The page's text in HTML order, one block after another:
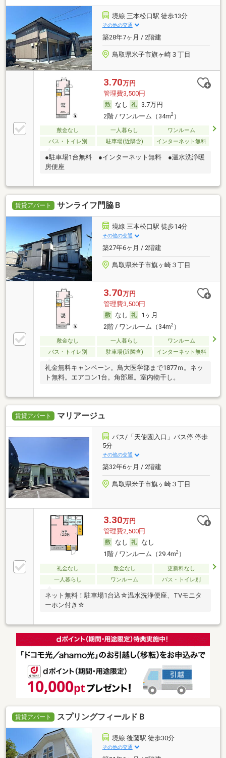
境線 三本松口駅 徒歩13分
その他の交通
築28年7ヶ月 / 2階建
鳥取県米子市旗ヶ崎３丁目
3.70万円
管理費3,500円
なし
3.7万円
2階 / ワンルーム（34m2）
敷金なし 一人暮らし
ワンルーム
バス・トイレ別
駐車場(近隣含) インターネット無料
●駐車場1台無料 ●インターネット無料 ●温水洗浄暖
房便座
賃貸アパート サンライフ門脇Ｂ
境線 三本松口駅 徒歩14分
その他の交通
築27年6ヶ月 / 2階建
鳥取県米子市旗ヶ崎３丁目
3.70万円
管理費3,500円
なし
1ヶ月
2階 / ワンルーム（34m2）
敷金なし 一人暮らし
ワンルーム
バス・トイレ別
駐車場(近隣含) インターネット無料
礼金無料キャンペーン。鳥大医学部まで1877ｍ。ネッ
ト無料。エアコン1台。角部屋。室内物干し。
賃貸アパート マリアージュ
バス/「天使園入口」バス停 停歩
5分
その他の交通
築32年6ヶ月 / 2階建
鳥取県米子市旗ヶ崎３丁目
3.30万円
管理費2,500円
なし
なし
1階 / ワンルーム（29.4m2）
礼金なし 敷金なし
更新料なし
一人暮らし
ワンルーム バス・トイレ別
ネット無料！駐車場1台込☆温水洗浄便座、TVモニタ
ーホン付き☆
賃貸アパート スプリングフィールドＢ
境線 後藤駅 徒歩30分
その他の交通